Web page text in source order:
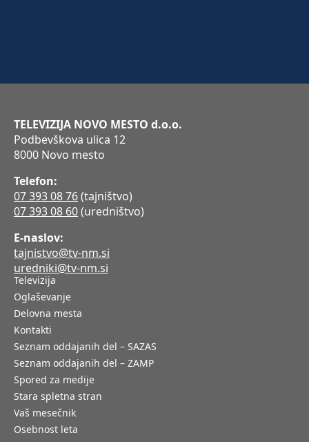
TELEVIZIJA NOVO MESTO d.o.o.
Podbevškova ulica 12
8000 Novo mesto
Telefon:
07 393 08 76(tajništvo)
07 393 08 60(uredništvo)
E-naslov:
tajnistvo@tv-nm.si
uredniki@tv-nm.si
Televizija
Oglaševanje
Delovna mesta
Kontakti
Seznam oddajanih del – SAZAS
Seznam oddajanih del – ZAMP
Spored za medije
Stara spletna stran
Vaš mesečnik
Osebnost leta